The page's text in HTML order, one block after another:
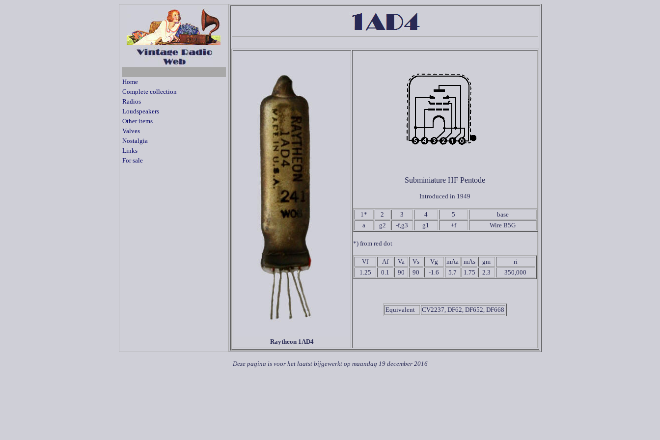
Home
Complete collection
Radios
Loudspeakers
Other items
Valves
Nostalgia
Links
For sale
Raytheon 1AD4
Subminiature HF Pentode
Introduced in 1949
1* 2 3 4 5
base
a
g2 -f,g3 g1 +f Wire B5G
*) from red dot
Vf Af Va Vs Vg mAa mAs gm
ri
1.25
0.1 90 90 -1.6 5.7 1.75 2.3 350,000
Equivalent CV2237, DF62, DF652, DF668
Deze pagina is voor het laatst bijgewerkt op maandag 19 december 2016